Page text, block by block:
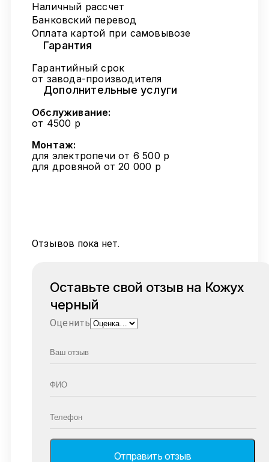
Наличный рассчет
Банковский перевод
Оплата картой при самовывозе
Гарантия
Гарантийный срок
от завода-производителя
Дополнительные услуги
Обслуживание:
от 4500 р
Монтаж:
для электропечи от 6 500 р
для дровяной от 20 000 р
Отзывов пока нет.
Оставьте свой отзыв на Кожух
черный
Оценить